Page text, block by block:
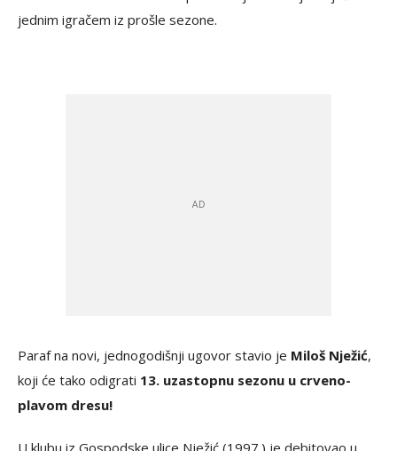
jednim igračem iz prošle sezone.
Paraf na novi, jednogodišnji ugovor stavio je Miloš Nježić,
koji će tako odigrati 13. uzastopnu sezonu u crveno-
plavom dresu!
U klubu iz Gospodske ulice Nježić (1997.) je debitovao u